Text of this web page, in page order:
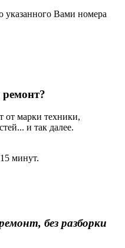
указанного Вами номера
ремонт?
от марки техники,
и так далее.
минут.
без разборки